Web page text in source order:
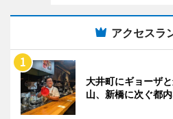
アクセスラ
大井町にギョーザ
山、新橋に次ぐ都